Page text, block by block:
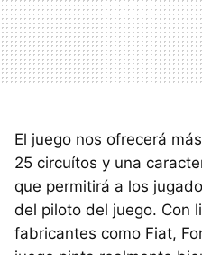
El juego nos ofrecerá
25 circuítos y una
que permitirá a los
del piloto del juego. Con
fabricantes como Fiat,